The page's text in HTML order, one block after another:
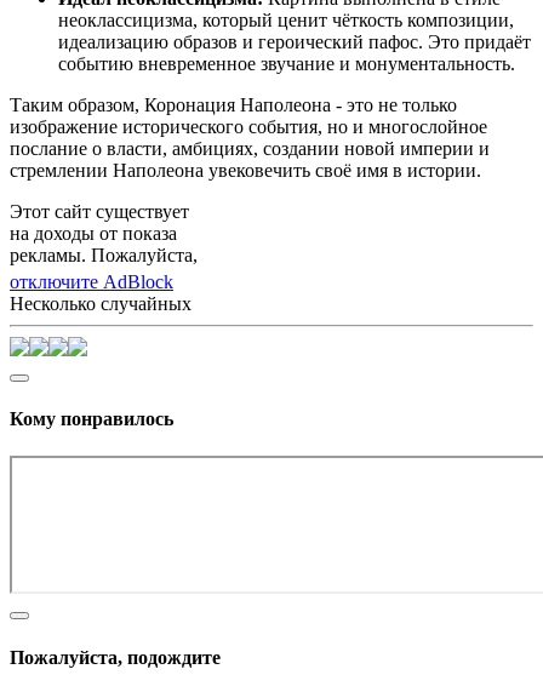
неоклассицизма, который ценит чёткость композиции,
идеализацию образов и героический пафос. Это придаёт
событию вневременное звучание и монументальность.
Таким образом, Коронация Наполеона - это не только
изображение исторического события, но и многослойное
послание о власти, амбициях, создании новой империи и
стремлении Наполеона увековечить своё имя в истории.
Этот сайт существует
на доходы от показа
рекламы. Пожалуйста,
отключите AdBlock
Несколько случайных
Кому понравилось
Пожалуйста, подождите